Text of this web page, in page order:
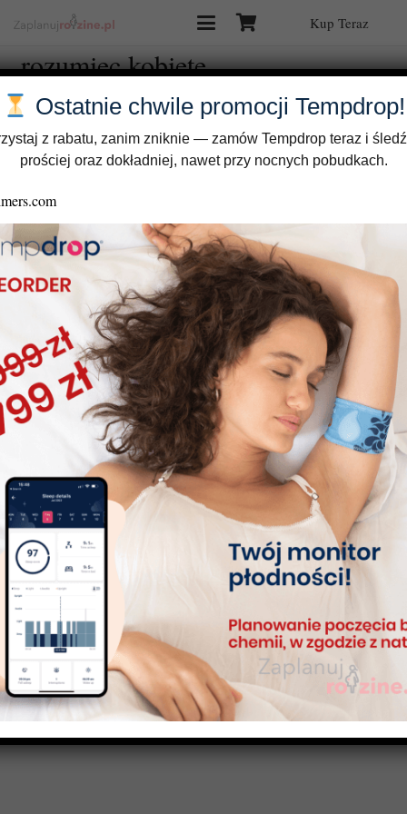
Kup Teraz
rozumiec kobiete
Mężczyźni – 4 sposoby, w jakie świadomość płodności może
wzmocnić waszą relację
Ostatnie chwile promocji Tempdrop!
z rabatu, zanim zniknie — zamów Tempdrop teraz i
prościej oraz dokładniej, nawet przy nocnych pobudkach.